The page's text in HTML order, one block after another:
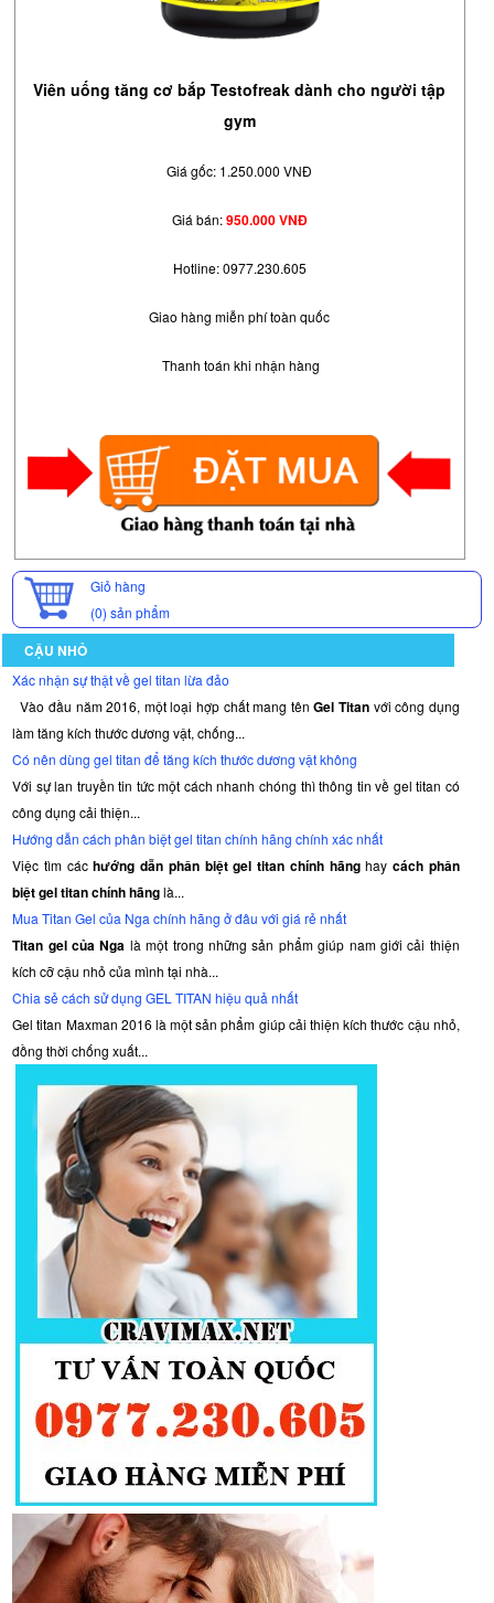
Viên uống tăng cơ bắp Testofreak dành cho người tập
gym
Giá gốc: 1.250.000 VNĐ
Giá bán:950.000 VNĐ
Hotline: 0977.230.605
Giao hàng miễn phí toàn quốc
Thanh toán khi nhận hàng
Giỏ hàng
(0) sản phẩm
CẬU NHỎ
Xác nhận sự thật về gel titan lừa đảo
Vào đầu năm 2016, một loại hợp chất mang tênGel Titanvới công dụng
làm tăng kích thước dương vật, chống...
Có nên dùng gel titan để tăng kích thước dương vật không
Với sự lan truyền tin tức một cách nhanh chóng thì thông tin về gel titan có
công dụng cải thiện...
Hướng dẫn cách phân biệt gel titan chính hãng chính xác nhất
Việc tìm cáchướng dẫn phân biệt gel titan chính hãnghay cách phân
biệt gel titan chính hãnglà...
Mua Titan Gel của Nga chính hãng ở đâu với giá rẻ nhất
Titan gel của Nga là một trong những sản phẩm giúp nam giới cải thiện
kích cỡ cậu nhỏ của mình tại nhà...
Chia sẻ cách sử dụng GEL TITAN hiệu quả nhất
Gel titan Maxman 2016 là một sản phẩm giúp cải thiện kích thước cậu nhỏ,
đồng thời chống xuất...